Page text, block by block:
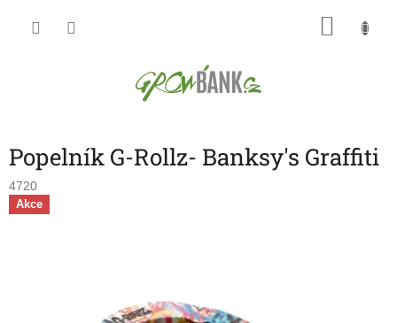
Popelník G-Rollz- Banksy's Graffiti
4720
Akce